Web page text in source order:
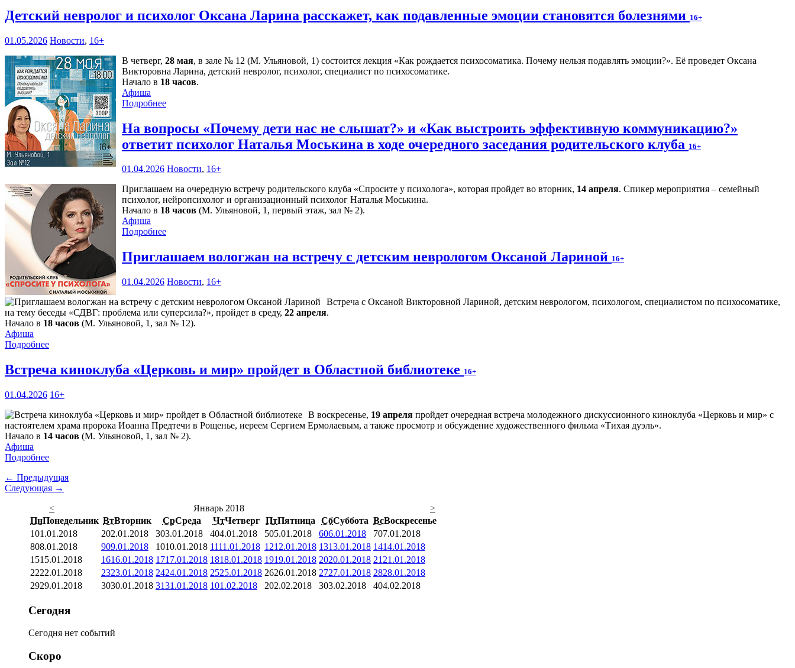
Детский невролог и психолог Оксана Ларина расскажет, как подавленные эмоции становятся болезнями 16+
01.05.2026 Новости, 16+
В четверг, 28 мая, в зале № 12 (М. Ульяновой, 1) состоится лекция «Как рождается психосоматика. Почему нельзя подавлять эмоции?». Её проведет Оксана
Викторовна Ларина, детский невролог, психолог, специалист по психосоматике.
Начало в 18 часов.
Афиша
Подробнее
На вопросы «Почему дети нас не слышат?» и «Как выстроить эффективную коммуникацию?»
ответит психолог Наталья Моськина в ходе очередного заседания родительского клуба 16+
01.04.2026 Новости, 16+
Приглашаем на очередную встречу родительского клуба «Спросите у психолога», которая пройдет во вторник, 14 апреля. Спикер мероприятия – семейный
психолог, нейропсихолог и организационный психолог Наталья Моськина.
Начало в 18 часов (М. Ульяновой, 1, первый этаж, зал № 2).
Афиша
Подробнее
Приглашаем вологжан на встречу с детским неврологом Оксаной Лариной 16+
01.04.2026 Новости, 16+
Встреча с Оксаной Викторовной Лариной, детским неврологом, психологом, специалистом по психосоматике,
на тему беседы «СДВГ: проблема или суперсила?», пройдет в среду, 22 апреля.
Начало в 18 часов (М. Ульяновой, 1, зал № 12).
Афиша
Подробнее
Встреча киноклуба «Церковь и мир» пройдет в Областной библиотеке 16+
01.04.2026 16+
В воскресенье, 19 апреля пройдет очередная встреча молодежного дискуссионного киноклуба «Церковь и мир» с
настоятелем храма пророка Иоанна Предтечи в Рощенье, иереем Сергием Ермолаевым, а также просмотр и обсуждение художественного фильма «Тихая дуэль».
Начало в 14 часов (М. Ульяновой, 1, зал № 2).
Афиша
Подробнее
← Предыдущая
Следующая →
<
Январь 2018
>
ПнПонедельник ВтВторник СрСреда ЧтЧетверг ПтПятница СбСуббота ВсВоскресенье
101.01.2018 202.01.2018 303.01.2018 404.01.2018 505.01.2018 606.01.2018 707.01.2018
808.01.2018 909.01.2018 1010.01.2018 1111.01.2018 1212.01.2018 1313.01.2018 1414.01.2018
1515.01.2018 1616.01.2018 1717.01.2018 1818.01.2018 1919.01.2018 2020.01.2018 21 21.01.2018
2222.01.2018 2323.01.2018 2424.01.2018 2525.01.2018 2626.01.2018 2727.01.2018 2828.01.2018
2929.01.2018 3030.01.2018 3131.01.2018 101.02.2018 202.02.2018 303.02.2018 404.02.2018
Сегодня
Сегодня нет событий
Скоро